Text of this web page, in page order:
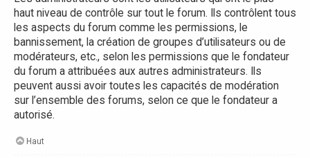
haut niveau de contrôle sur tout le forum. Ils contrôlent tous
les aspects du forum comme les permissions, le
bannissement, la création de groupes d’utilisateurs ou de
modérateurs, etc., selon les permissions que le fondateur
du forum a attribuées aux autres administrateurs. Ils
peuvent aussi avoir toutes les capacités de modération
sur l’ensemble des forums, selon ce que le fondateur a
autorisé.
Haut